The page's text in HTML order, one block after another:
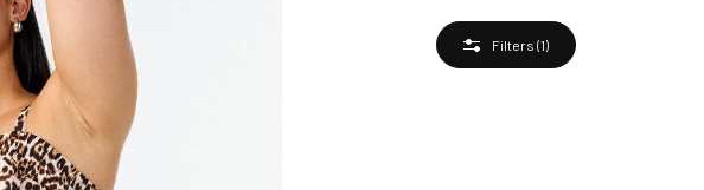
Filters (1)